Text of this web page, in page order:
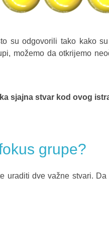
su odgovorili tako kako
možemo da otkrijemo
sjajna stvar kod ovog
grupe?
uraditi dve važne stvari.